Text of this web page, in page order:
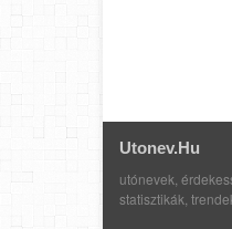
Utonev.hu
utónevek,
statisztikák,